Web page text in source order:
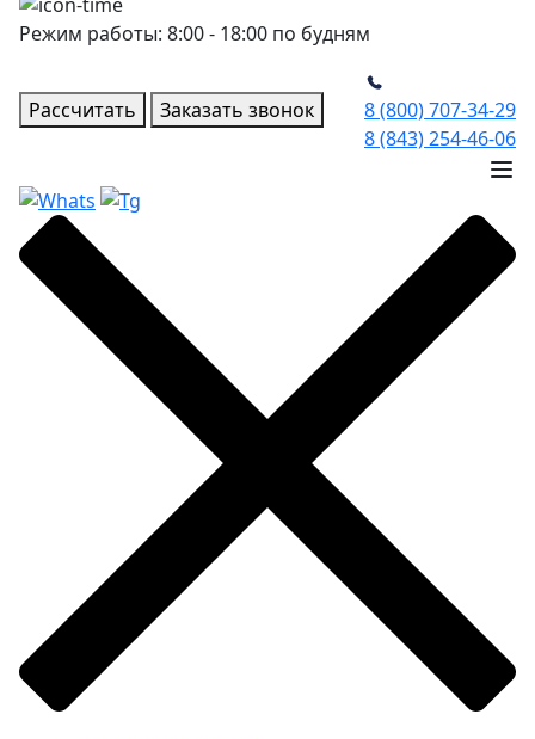
Режим работы: 8:00 - 18:00 по будням
Рассчитать Заказать звонок
8 (800) 707-34-29
8 (843) 254-46-06